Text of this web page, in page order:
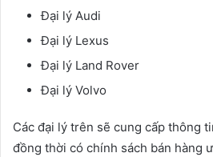
Đại lý Audi
Đại lý Lexus
Đại lý Land Rover
Đại lý Volvo
Các đại lý trên sẽ cung cấp thông
đồng thời có chính sách bán hàng